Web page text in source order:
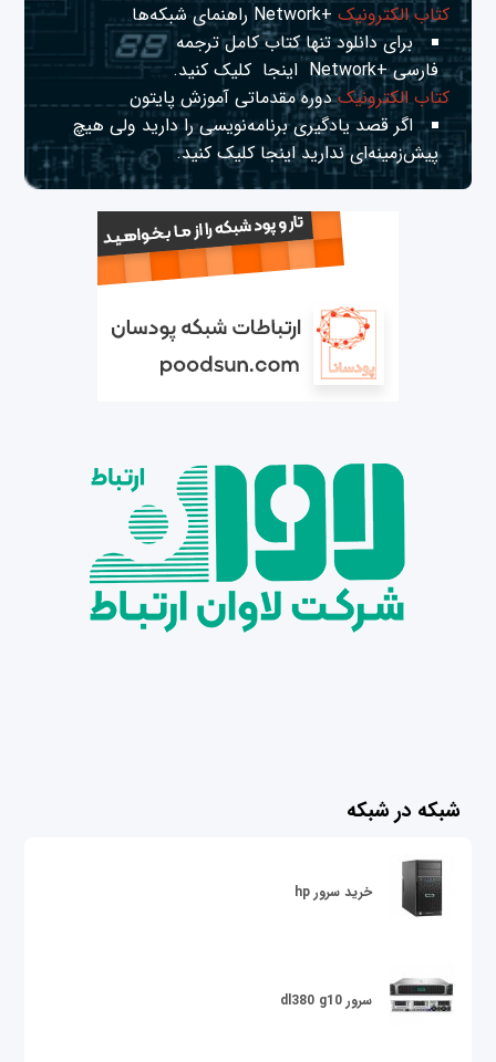
کتاب الکترونیک+Network راهنمای شبکه‌ها
برای دانلود تنها کتاب کامل ترجمه
فارسی +Network
اینجا کلیک کنید.
کتاب الکترونیکدوره مقدماتی آموزش پایتون
اگر قصد یادگیری برنامه‌نویسی را دارید ولی هیچ
پیش‌زمینه‌ای نداریداینجا کلیک کنید.
شبکه در شبکه
خرید سرور hp
سرور dl380 g10